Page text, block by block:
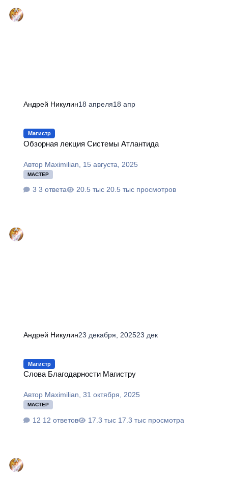
Андрей Никулин18 апреля18 апр
Магистр
Обзорная лекция Системы Атлантида
Автор Maximilian 15 августа, 2025
МАСТЕР
3 ответа 20.5 тыс просмотров
Андрей Никулин23 декабря, 202523 дек
Магистр
Слова Благодарности Магистру
Автор Maximilian,31 октября, 2025
МАСТЕР
12 ответов 17.3 тыс просмотра